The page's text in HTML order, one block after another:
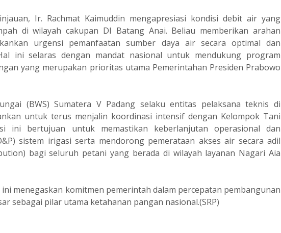
Ir. Rachmat Kaimuddin mengapresiasi kondisi debit air yang
di wilayah cakupan DI Batang Anai. Beliau memberikan arahan
urgensi pemanfaatan sumber daya air secara optimal dan
ini selaras dengan mandat nasional untuk mendukung program
yang merupakan prioritas utama Pemerintahan Presiden Prabowo
(BWS) Sumatera V Padang selaku entitas pelaksana teknis di
untuk terus menjalin koordinasi intensif dengan Kelompok Tani
ini bertujuan untuk memastikan keberlanjutan operasional dan
sistem irigasi serta mendorong pemerataan akses air secara adil
bagi seluruh petani yang berada di wilayah layanan Nagari Aia
menegaskan komitmen pemerintah dalam percepatan pembangunan
sebagai pilar utama ketahanan pangan nasional.(SRP)